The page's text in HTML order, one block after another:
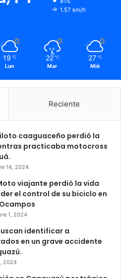
1.57 km/h
19 ℃
Lun
22 ℃
Mar
27 ℃
Mié
Reciente
caaguaceño perdió la
practicaba motocross
14, 2024
viajante perdió la vida
el control de su biciclo en
1, 2024
identificar a
en un grave accidente
2024